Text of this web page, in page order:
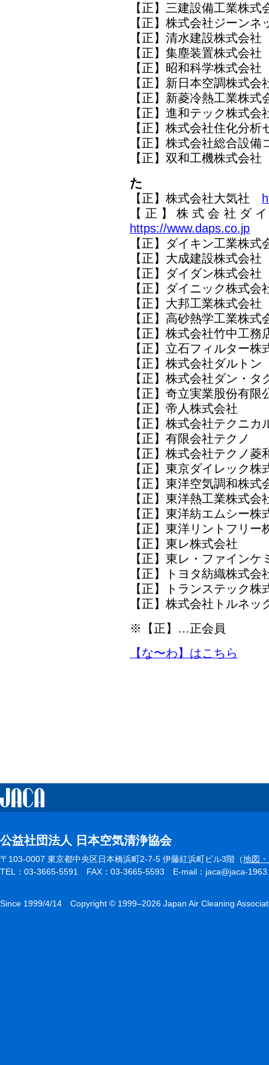
【正】三建設備工業株
【正】株式会社ジーンネ
【正】清水建設株式会社
【正】集塵装置株式会
【正】昭和科学株式会
【正】新日本空調株式会
【正】新菱冷熱工業株式
【正】進和テック株式
【正】株式会社住化分
【正】株式会社総合設備
【正】双和工機株式会社
た
【正】株式会社大気社
【正】株式会社ダ
https://www.daps.co.jp
【正】ダイキン工業株式
【正】大成建設株式会社
【正】ダイダン株式会
【正】ダイニック株式会
【正】大邦工業株式会社
【正】高砂熱学工業株
【正】株式会社竹中工務
【正】立石フィルター
【正】株式会社ダルト
【正】株式会社ダン・タ
【正】奇立実業股份有限
【正】帝人株式会社
【正】株式会社テクニカ
【正】有限会社テクノ
【正】株式会社テクノ
【正】東京ダイレック
【正】東洋空気調和株
【正】東洋熱工業株式会
【正】東洋紡エムシー株
【正】東洋リントフリ
【正】東レ株式会社
【正】東レ・ファインケ
【正】トヨタ紡織株式会
【正】トランステック
【正】株式会社トルネッ
※【正】…正会員
【な〜わ】はこちら
公益社団法人 日本空気清浄協会
〒103-0007 東京都中央区日本橋浜町2-7-5 伊藤紅浜町ビル3階（地図
TEL：03-3665-5591 FAX：03-3665-5593 E-mail：jaca@jaca-
Since 1999/4/14 Copyright © 1999–2026 Japan Air Cleaning